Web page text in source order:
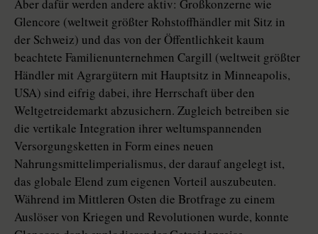
Aber dafür werden andere aktiv: Großkonzerne wie
Glencore (weltweit größter Rohstoffhändler mit Sitz in
der Schweiz) und das von der Öffentlichkeit kaum
beachtete Familienunternehmen Cargill (weltweit größter
Händler mit Agrargütern mit Hauptsitz in Minneapolis,
USA) sind eifrig dabei, ihre Herrschaft über den
Weltgetreidemarkt abzusichern. Zugleich betreiben sie
die vertikale Integration ihrer weltumspannenden
Versorgungsketten in Form eines neuen
Nahrungsmittelimperialismus, der darauf angelegt ist,
das globale Elend zum eigenen Vorteil auszubeuten.
Während im Mittleren Osten die Brotfrage zu einem
Auslöser von Kriegen und Revolutionen wurde, konnte